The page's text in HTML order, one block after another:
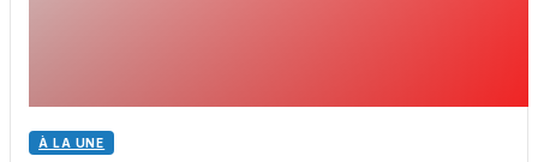
À LA UNE